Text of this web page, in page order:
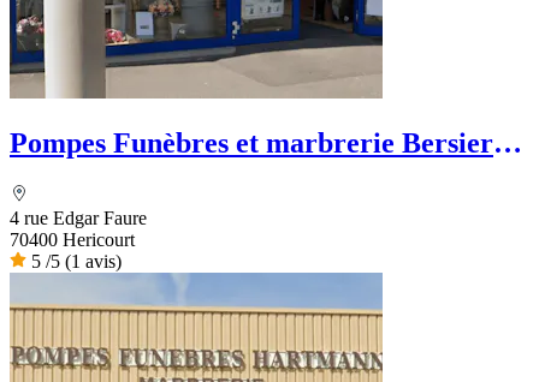
Pompes Funèbres et marbrerie Bersier-
4 rue Edgar Faure
70400 Hericourt
5 /5 (1 avis)